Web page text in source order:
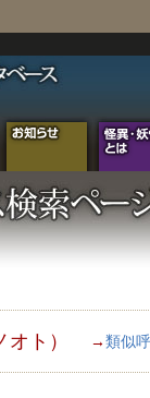
ト） → 類似